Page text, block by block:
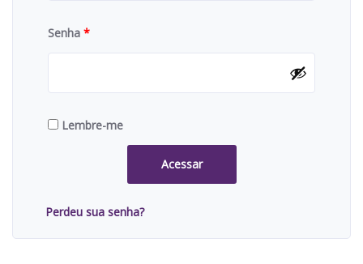
Senha *
Lembre-me
Acessar
Perdeu sua senha?